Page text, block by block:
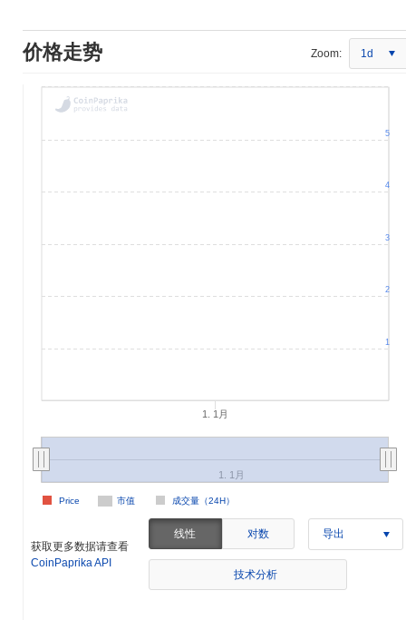
价格走势 Zoom: 1d
1. 1月
市值 成交量（24H）
Price
1. 1月
1
2
3
4
5
获取更多数据请查看
CoinPaprika API
线性 对数 导出
技术分析